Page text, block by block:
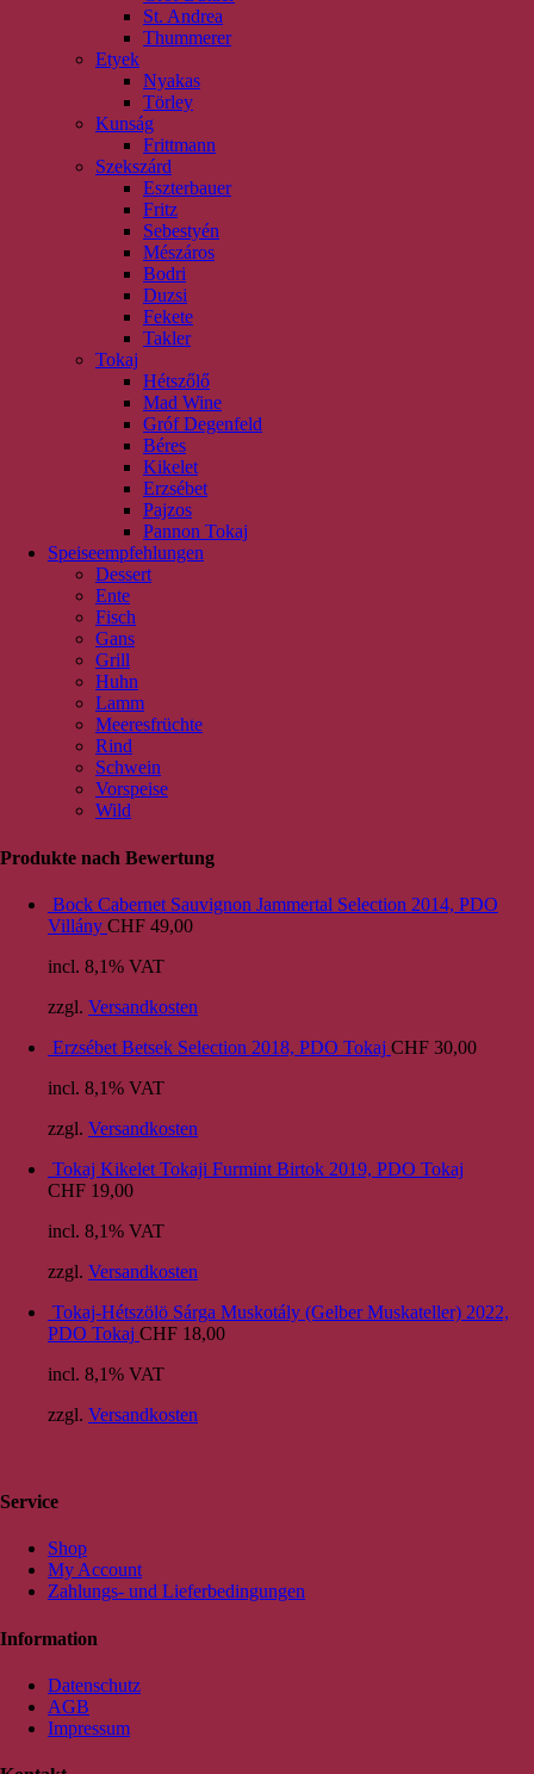
St. Andrea
Thummerer
Etyek
Nyakas
Törley
Kunság
Frittmann
Szekszárd
Eszterbauer
Fritz
Sebestyén
Mészáros
Bodri
Duzsi
Fekete
Takler
Tokaj
Hétszőlő
Mad Wine
Gróf Degenfeld
Béres
Kikelet
Erzsébet
Pajzos
Pannon Tokaj
Speiseempfehlungen
Dessert
Ente
Fisch
Gans
Grill
Huhn
Lamm
Meeresfrüchte
Rind
Schwein
Vorspeise
Wild
Produkte nach Bewertung
Bock Cabernet Sauvignon Jammertal Selection 2014, PDO
Villány CHF 49,00
incl. 8,1% VAT
zzgl. Versandkosten
Erzsébet Betsek Selection 2018, PDO Tokaj CHF 30,00
incl. 8,1% VAT
zzgl. Versandkosten
Tokaj Kikelet Tokaji Furmint Birtok 2019, PDO Tokaj
CHF 19,00
incl. 8,1% VAT
zzgl. Versandkosten
Tokaj-Hétszölö Sárga Muskotály (Gelber Muskateller) 2022,
PDO Tokaj CHF 18,00
incl. 8,1% VAT
zzgl. Versandkosten
Service
Shop
My Account
Zahlungs- und Lieferbedingungen
Information
Datenschutz
AGB
Impressum